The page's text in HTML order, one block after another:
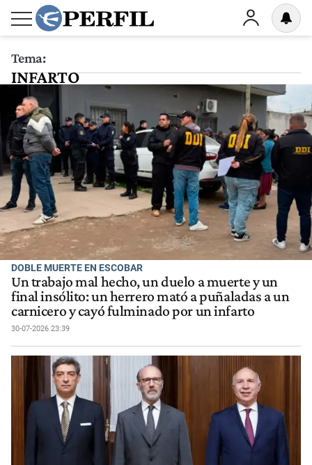
Tema:
INFARTO
DOBLE MUERTE EN ESCOBAR
Un trabajo mal hecho, un duelo a muerte y un
final insólito: un herrero mató a puñaladas a un
carnicero y cayó fulminado por un infarto
30-07-2026 23:39